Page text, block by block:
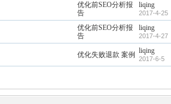
优化前SEO分析报
告
liqing
2017-4-25
优化前SEO分析报
告
liqing
2017-4-27
优化失败退款 案例 liqing
2017-6-5